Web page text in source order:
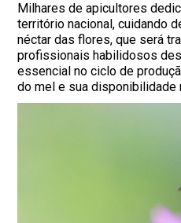
Milhares de apicultores
território nacional, cuidando
néctar das flores, que será
profissionais habilidosos
essencial no ciclo de
do mel e sua disponibilidade